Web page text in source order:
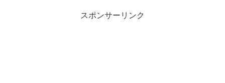
スポンサーリンク